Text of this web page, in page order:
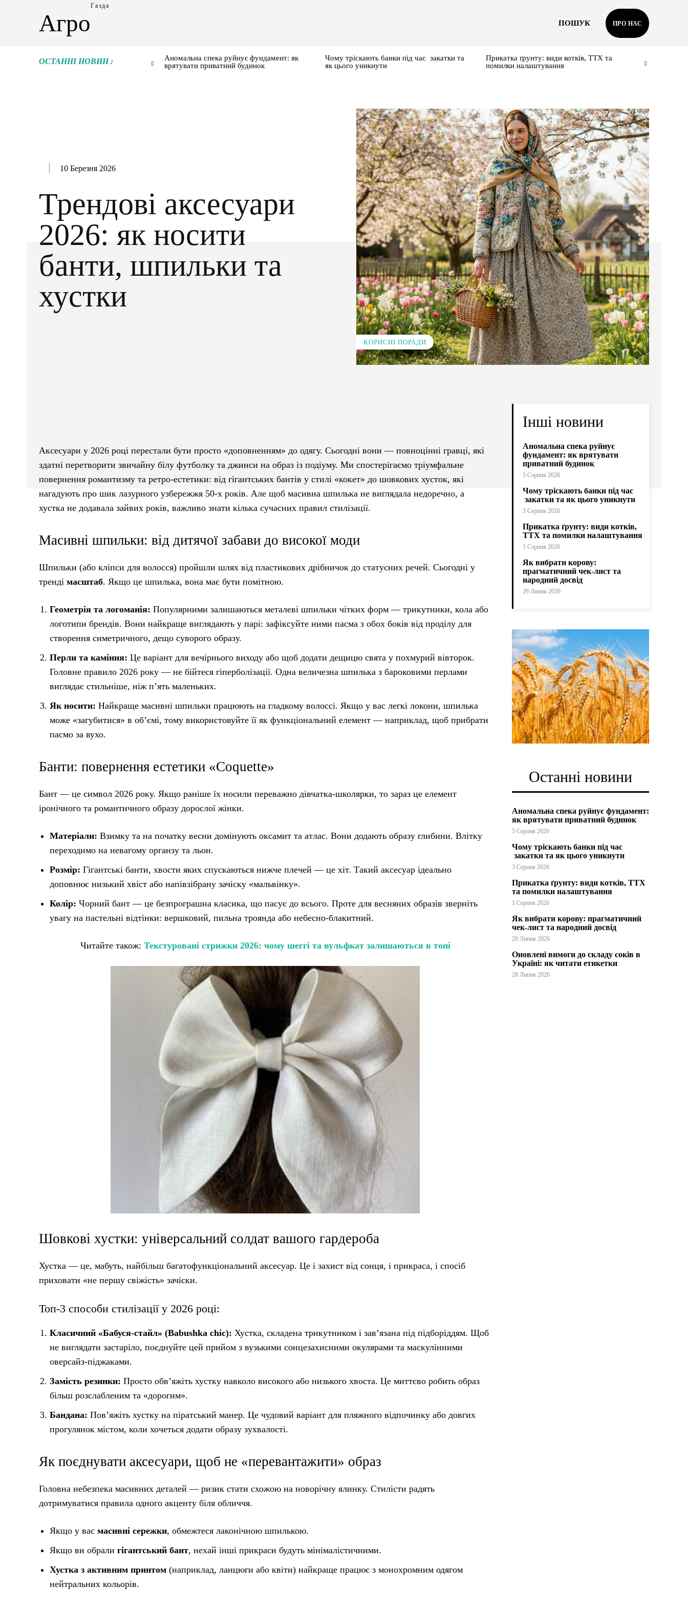
Агро
Газда
ПОШУК ПРО НАС
ОСТАННІ НОВИН :
Аномальна спека руйнує фундамент: як
врятувати приватний будинок
Чому тріскають банки під час закатки та
як цього уникнути
Прикатка ґрунту: види котків, ТТХ та
помилки налаштування
10 Березня 2026
Трендові аксесуари
2026: як носити
банти, шпильки та
хустки
КОРИСНІ ПОРАДИ
Аксесуари у 2026 році перестали бути просто «доповненням» до одягу. Сьогодні вони — повноцінні гравці, які
здатні перетворити звичайну білу футболку та джинси на образ із подіуму. Ми спостерігаємо тріумфальне
повернення романтизму та ретро-естетики: від гігантських бантів у стилі «кокет» до шовкових хусток, які
нагадують про шик лазурного узбережжя 50-х років. Але щоб масивна шпилька не виглядала недоречно, а
хустка не додавала зайвих років, важливо знати кілька сучасних правил стилізації.
Масивні шпильки: від дитячої забави до високої моди
Шпильки (або кліпси для волосся) пройшли шлях від пластикових дрібничок до статусних речей. Сьогодні у
тренді масштаб. Якщо це шпилька, вона має бути помітною.
Геометрія та логоманія: Популярними залишаються металеві шпильки чітких форм — трикутники, кола або
логотипи брендів. Вони найкраще виглядають у парі: зафіксуйте ними пасма з обох боків від проділу для
створення симетричного, дещо суворого образу.
Перли та каміння: Це варіант для вечірнього виходу або щоб додати дещицю свята у похмурий вівторок.
Головне правило 2026 року — не бійтеся гіперболізації. Одна величезна шпилька з бароковими перлами
виглядає стильніше, ніж п’ять маленьких.
Як носити: Найкраще масивні шпильки працюють на гладкому волоссі. Якщо у вас легкі локони, шпилька
може «загубитися» в об’ємі, тому використовуйте її як функціональний елемент — наприклад, щоб прибрати
пасмо за вухо.
Банти: повернення естетики «Coquette»
Бант — це символ 2026 року. Якщо раніше їх носили переважно дівчатка-школярки, то зараз це елемент
іронічного та романтичного образу дорослої жінки.
Матеріали: Взимку та на початку весни домінують оксамит та атлас. Вони додають образу глибини. Влітку
переходимо на невагому органзу та льон.
Розмір: Гігантські банти, хвости яких спускаються нижче плечей — це хіт. Такий аксесуар ідеально
доповнює низький хвіст або напівзібрану зачіску «мальвінку».
Колір: Чорний бант — це безпрограшна класика, що пасує до всього. Проте для весняних образів зверніть
увагу на пастельні відтінки: вершковий, пильна троянда або небесно-блакитний.
Читайте також: Текстуровані стрижки 2026: чому шеггі та вульфкат залишаються в топі
Шовкові хустки: універсальний солдат вашого гардероба
Хустка — це, мабуть, найбільш багатофункціональний аксесуар. Це і захист від сонця, і прикраса, і спосіб
приховати «не першу свіжість» зачіски.
Топ-3 способи стилізації у 2026 році:
Класичний «Бабуся-стайл» (Babushka chic): Хустка, складена трикутником і зав’язана під підборіддям. Щоб
не виглядати застаріло, поєднуйте цей прийом з вузькими сонцезахисними окулярами та маскулінними
оверсайз-піджаками.
Замість резинки: Просто обв’яжіть хустку навколо високого або низького хвоста. Це миттєво робить образ
більш розслабленим та «дорогим».
Бандана: Пов’яжіть хустку на піратський манер. Це чудовий варіант для пляжного відпочинку або довгих
прогулянок містом, коли хочеться додати образу зухвалості.
Як поєднувати аксесуари, щоб не «перевантажити» образ
Головна небезпека масивних деталей — ризик стати схожою на новорічну ялинку. Стилісти радять
дотримуватися правила одного акценту біля обличчя.
Якщо у вас масивні сережки, обмежтеся лаконічною шпилькою.
Якщо ви обрали гігантський бант, нехай інші прикраси будуть мінімалістичними.
Хустка з активним принтом (наприклад, ланцюги або квіти) найкраще працює з монохромним одягом
нейтральних кольорів.
Інші новини
Аномальна спека руйнує
фундамент: як врятувати
приватний будинок
5 Серпня 2026
Чому тріскають банки під час
закатки та як цього уникнути
3 Серпня 2026
Прикатка ґрунту: види котків,
ТТХ та помилки налаштування
1 Серпня 2026
Як вибрати корову:
прагматичний чек-лист та
народний досвід
29 Липня 2026
Останні новини
Аномальна спека руйнує фундамент:
як врятувати приватний будинок
5 Серпня 2026
Чому тріскають банки під час
закатки та як цього уникнути
3 Серпня 2026
Прикатка ґрунту: види котків, ТТХ
та помилки налаштування
1 Серпня 2026
Як вибрати корову: прагматичний
чек-лист та народний досвід
29 Липня 2026
Оновлені вимоги до складу соків в
Україні: як читати етикетки
28 Липня 2026